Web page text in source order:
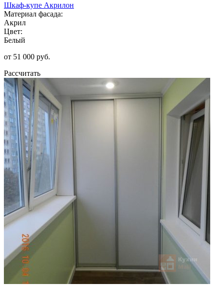
Шкаф-купе Акрилон
Материал фасада:
Акрил
Цвет:
Белый
от 51 000 руб.
Рассчитать